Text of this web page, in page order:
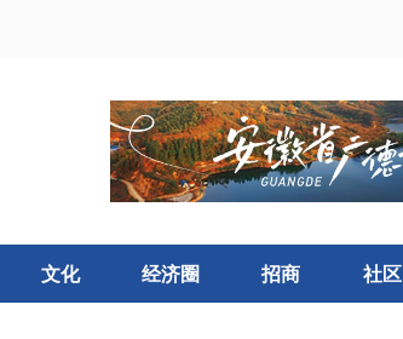
文化 经济圈 招商 社区